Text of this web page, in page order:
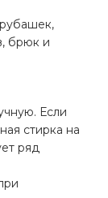
брюк и
Если
стирка на
ряд